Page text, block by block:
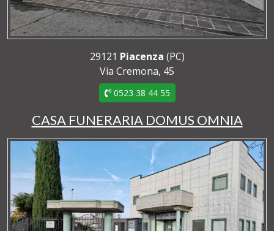
29121 Piacenza (PC)
Via Cremona, 45
0523 38 44 55
CASA FUNERARIA DOMUS OMNIA